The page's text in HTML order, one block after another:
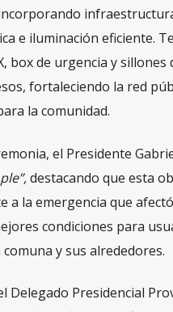
e iluminación eficiente.
box de urgencia y
fortaleciendo la red
la comunidad.
el Presidente
destacando que esta
a la emergencia que
condiciones para
y sus alrededores.
Delegado Presidencial